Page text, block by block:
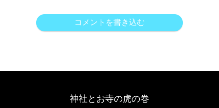
コメントを書き込む
神社とお寺の虎の巻